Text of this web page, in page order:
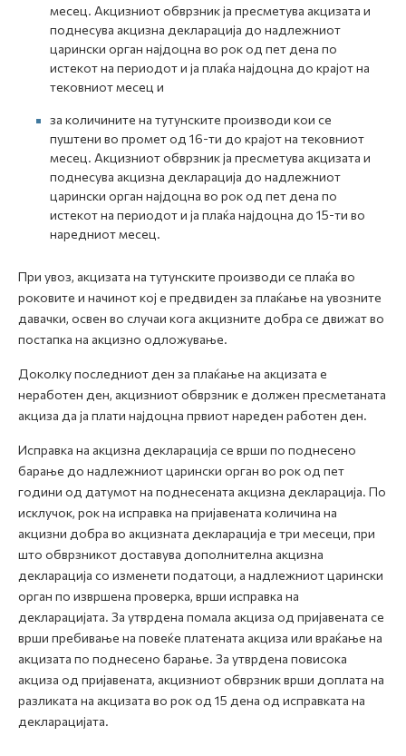
месец. Акцизниот обврзник ја пресметува акцизата и
поднесува акцизна декларација до надлежниот
царински орган најдоцна во рок од пет дена по
истекот на периодот и ја плаќа најдоцна до крајот на
тековниот месец и
за количините на тутунските производи кои се
пуштени во промет од 16-ти до крајот на тековниот
месец. Акцизниот обврзник ја пресметува акцизата и
поднесува акцизна декларација до надлежниот
царински орган најдоцна во рок од пет дена по
истекот на периодот и ја плаќа најдоцна до 15-ти во
наредниот месец.
При увоз, акцизата на тутунските производи се плаќа во
роковите и начинот кој е предвиден за плаќање на увозните
давачки, освен во случаи кога акцизните добра се движат во
постапка на акцизно одложување.
Доколку последниот ден за плаќање на акцизата е
неработен ден, акцизниот обврзник е должен пресметаната
акциза да ја плати најдоцна првиот нареден работен ден.
Исправка на акцизна декларација се врши по поднесено
барање до надлежниот царински орган во рок од пет
години од датумот на поднесената акцизна декларација. По
исклучок, рок на исправка на пријавената количина на
акцизни добра во акцизната декларација е три месеци, при
што обврзникот доставува дополнителна акцизна
декларација со изменети податоци, а надлежниот царински
орган по извршена проверка, врши исправка на
декларацијата. За утврдена помала акциза од пријавената се
врши пребивање на повеќе платената акциза или враќање на
акцизата по поднесено барање. За утврдена повисока
акциза од пријавената, акцизниот обврзник врши доплата на
разликата на акцизата во рок од 15 дена од исправката на
декларацијата.